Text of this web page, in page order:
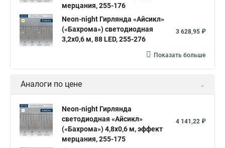
мерцания, 255-176
Neon-night Гирлянда «Айсикл»
(«Бахрома») светодиодная
3,2х0,6 м, 88 LED, 255-276
3 628,95 ₽
Показать больше
Аналоги по цене
Neon-night Гирлянда
светодиодная «Айсикл»
(«Бахрома») 4,8х0,6 м, эффект
мерцания, 255-175
4 141,22 ₽